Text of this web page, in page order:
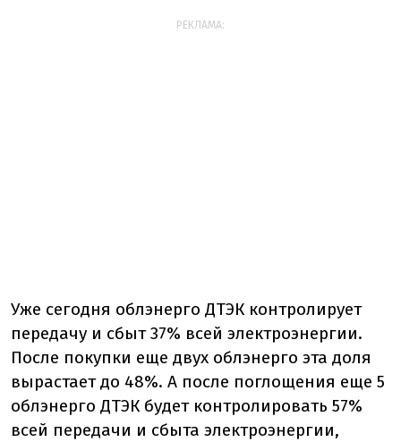
РЕКЛАМА:
Уже сегодня облэнерго ДТЭК контролирует
передачу и сбыт 37% всей электроэнергии.
После покупки еще двух облэнерго эта доля
вырастает до 48%. А после поглощения еще 5
облэнерго ДТЭК будет контролировать 57%
всей передачи и сбыта электроэнергии,